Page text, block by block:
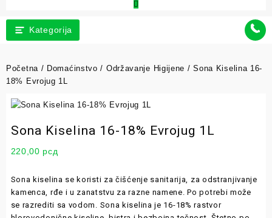
Kategorija
Početna/ Domaćinstvo / Održavanje Higijene / Sona Kiselina 16-
18% Evrojug 1L
Sona Kiselina 16-18% Evrojug 1L
220,00 рсд
Sona kiselina se koristi za čišćenje sanitarija, za odstranjivanje
kamenca, rđe i u zanatstvu za razne namene. Po potrebi može
se razrediti sa vodom. Sona kiselina je 16-18% rastvor